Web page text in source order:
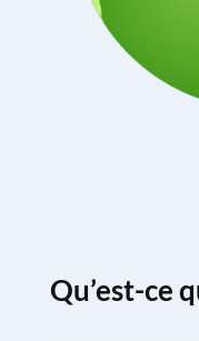
Qu’est-ce